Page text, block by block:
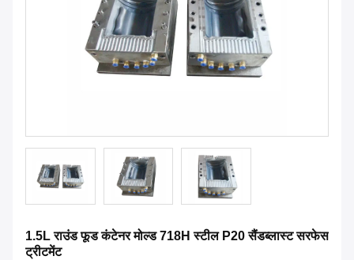
1.5L राउंड फूड कंटेनर मोल्ड 718H स्टील P20 सैंडब्लास्ट सरफेस
ट्रीटमेंट